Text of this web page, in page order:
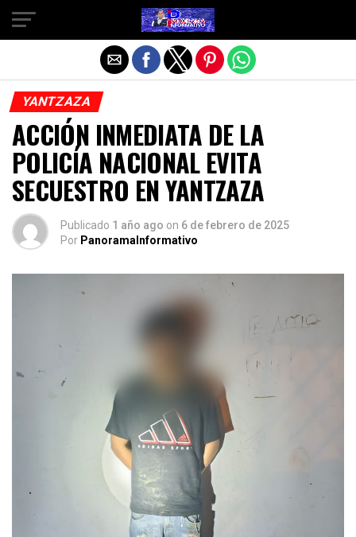
YANTZAZA
ACCIÓN INMEDIATA DE LA
POLICÍA NACIONAL EVITA
SECUESTRO EN YANTZAZA
Publicado 1 año ago on 6 de febrero de 2025
Por PanoramaInformativo
Salir de la versión móvil